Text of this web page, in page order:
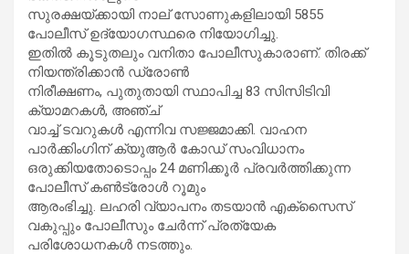
സുരക്ഷയ്ക്കായി നാല് സോണുകളിലായി 5855
പോലീസ് ഉദ്യോഗസ്ഥരെ നിയോഗിച്ചു.
ഇതിൽ കൂടുതലും വനിതാ പോലീസുകാരാണ്. തിരക്ക്
നിയന്ത്രിക്കാൻ ഡ്രോൺ
നിരീക്ഷണം, പുതുതായി സ്ഥാപിച്ച 83 സിസിടിവി
ക്യാമറകൾ, അഞ്ച്
വാച്ച് ടവറുകൾ എന്നിവ സജ്ജമാക്കി. വാഹന
പാർക്കിംഗിന് ക്യുആർ കോഡ് സംവിധാനം
ഒരുക്കിയതോടൊപ്പം 24 മണിക്കൂർ പ്രവർത്തിക്കുന്ന
പോലീസ് കൺട്രോൾ റൂമും
ആരംഭിച്ചു. ലഹരി വ്യാപനം തടയാൻ എക്‌സൈസ്
വകുപ്പും പോലീസും ചേർന്ന് പ്രത്യേക
പരിശോധനകൾ നടത്തും.